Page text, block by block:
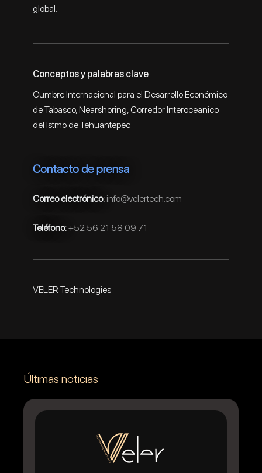
global.
Conceptos y palabras clave
Cumbre Internacional para el Desarrollo Económico
de Tabasco, Nearshoring, Corredor Interoceanico
del Istmo de Tehuantepec
Contacto de prensa
Correo electrónico: info@velertech.com
Teléfono:+52 56 21 58 09 71
VELER Technologies
Últimas noticias